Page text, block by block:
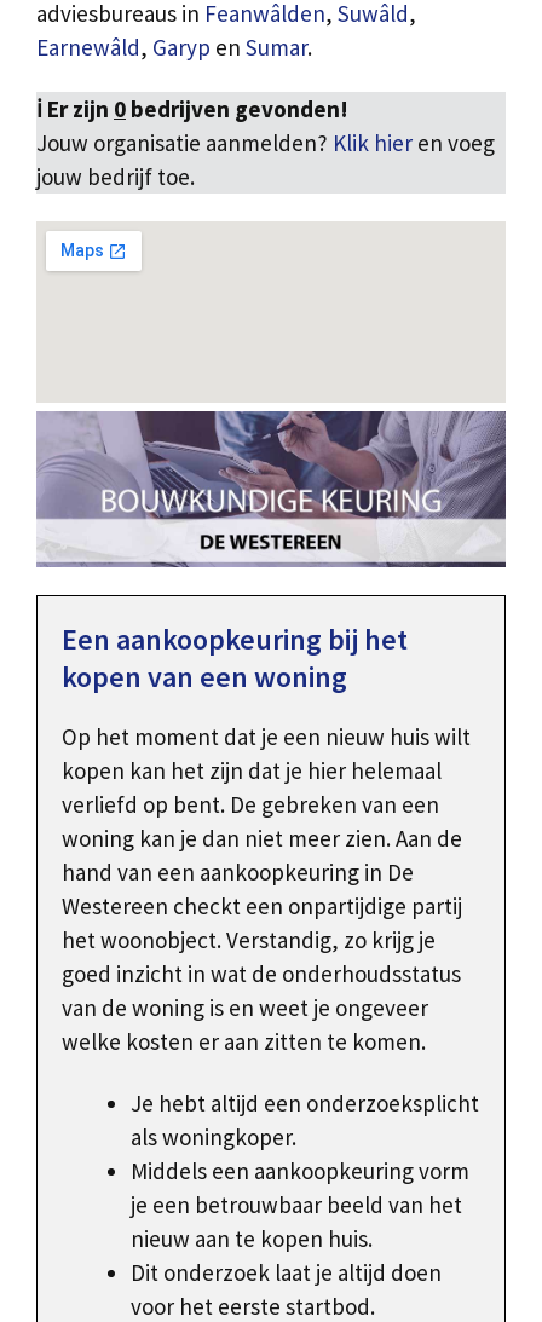
adviesbureaus in Feanwâlden, Suwâld,
Earnewâld, Garyp en Sumar.
ℹ️ Er zijn 0 bedrijven gevonden!
Jouw organisatie aanmelden? Klik hier en voeg
jouw bedrijf toe.
Een aankoopkeuring bij het
kopen van een woning
Op het moment dat je een nieuw huis wilt
kopen kan het zijn dat je hier helemaal
verliefd op bent. De gebreken van een
woning kan je dan niet meer zien. Aan de
hand van een aankoopkeuring in De
Westereen checkt een onpartijdige partij
het woonobject. Verstandig, zo krijg je
goed inzicht in wat de onderhoudsstatus
van de woning is en weet je ongeveer
welke kosten er aan zitten te komen.
Je hebt altijd een onderzoeksplicht
als woningkoper.
Middels een aankoopkeuring vorm
je een betrouwbaar beeld van het
nieuw aan te kopen huis.
Dit onderzoek laat je altijd doen
voor het eerste startbod.